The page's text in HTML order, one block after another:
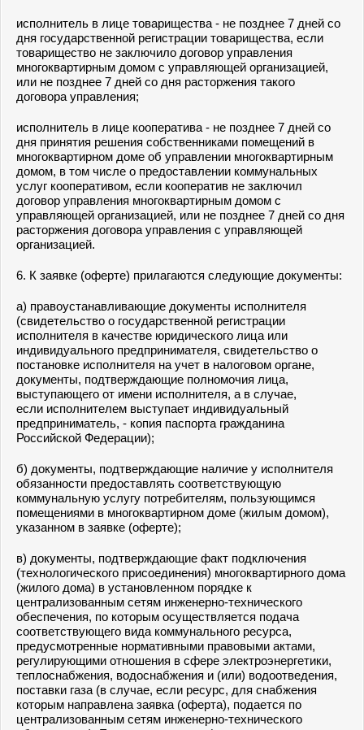
исполнитель в лице товарищества - не позднее 7 дней со
дня государственной регистрации товарищества, если
товарищество не заключило договор управления
многоквартирным домом с управляющей организацией,
или не позднее 7 дней со дня расторжения такого
договора управления;
исполнитель в лице кооператива - не позднее 7 дней со
дня принятия решения собственниками помещений в
многоквартирном доме об управлении многоквартирным
домом, в том числе о предоставлении коммунальных
услуг кооперативом, если кооператив не заключил
договор управления многоквартирным домом с
управляющей организацией, или не позднее 7 дней со дня
расторжения договора управления с управляющей
организацией.
6. К заявке (оферте) прилагаются следующие документы:
а) правоустанавливающие документы исполнителя
(свидетельство о государственной регистрации
исполнителя в качестве юридического лица или
индивидуального предпринимателя, свидетельство о
постановке исполнителя на учет в налоговом органе,
документы, подтверждающие полномочия лица,
выступающего от имени исполнителя, а в случае,
если исполнителем выступает индивидуальный
предприниматель, - копия паспорта гражданина
Российской Федерации);
б) документы, подтверждающие наличие у исполнителя
обязанности предоставлять соответствующую
коммунальную услугу потребителям, пользующимся
помещениями в многоквартирном доме (жилым домом),
указанном в заявке (оферте);
в) документы, подтверждающие факт подключения
(технологического присоединения) многоквартирного дома
(жилого дома) в установленном порядке к
централизованным сетям инженерно-технического
обеспечения, по которым осуществляется подача
соответствующего вида коммунального ресурса,
предусмотренные нормативными правовыми актами,
регулирующими отношения в сфере электроэнергетики,
теплоснабжения, водоснабжения и (или) водоотведения,
поставки газа (в случае, если ресурс, для снабжения
которым направлена заявка (оферта), подается по
централизованным сетям инженерно-технического